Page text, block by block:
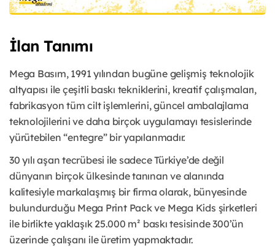
İlan Tanımı
Mega Basım, 1991 yılından bugüne gelişmiş teknolojik
altyapısı ile çeşitli baskı tekniklerini, kreatif çalışmaları,
fabrikasyon tüm cilt işlemlerini, güncel ambalajlama
teknolojilerini ve daha birçok uygulamayı tesislerinde
yürütebilen “entegre” bir yapılanmadır.
30 yılı aşan tecrübesi ile sadece Türkiye’de değil
dünyanın birçok ülkesinde tanınan ve alanında
kalitesiyle markalaşmış bir firma olarak, bünyesinde
bulundurduğu Mega Print Pack ve Mega Kids şirketleri
ile birlikte yaklaşık 25.000 m² baskı tesisinde 300’ün
üzerinde çalışanı ile üretim yapmaktadır.